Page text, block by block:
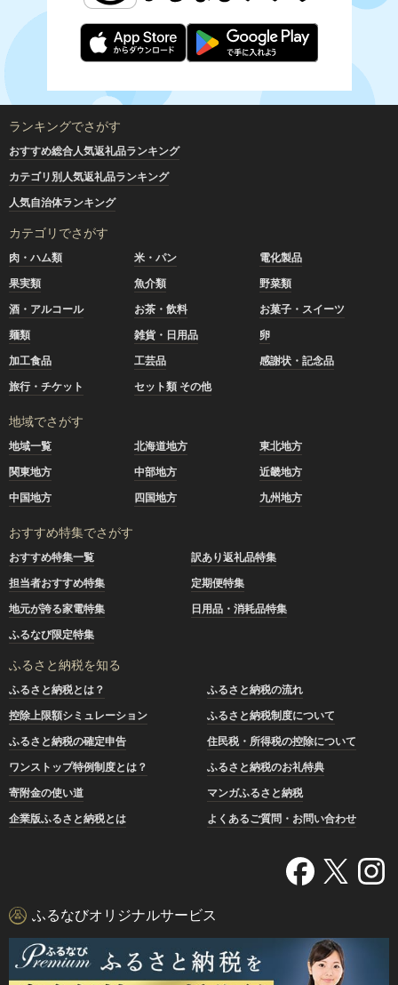
ランキングでさがす
おすすめ総合人気返礼品ランキング
カテゴリ別人気返礼品ランキング
人気自治体ランキング
カテゴリでさがす
肉・ハム類 米・パン
電化製品
果実類
魚介類
野菜類
酒・アルコール
お茶・飲料
お菓子・スイーツ
麺類
雑貨・日用品
卵
加工食品
工芸品
感謝状・記念品
旅行・チケット
セット類 その他
地域でさがす
地域一覧 北海道地方
東北地方
関東地方
中部地方
近畿地方
中国地方
四国地方 九州地方
おすすめ特集でさがす
おすすめ特集一覧
訳あり返礼品特集
担当者おすすめ特集
定期便特集
地元が誇る家電特集
日用品・消耗品特集
ふるなび限定特集
ふるさと納税を知る
ふるさと納税とは？
ふるさと納税の流れ
控除上限額シミュレーション
ふるさと納税制度について
ふるさと納税の確定申告
住民税・所得税の控除について
ワンストップ特例制度とは？
ふるさと納税のお礼特典
寄附金の使い道
マンガふるさと納税
企業版ふるさと納税とは
よくあるご質問・お問い合わせ
ふるなびオリジナルサービス